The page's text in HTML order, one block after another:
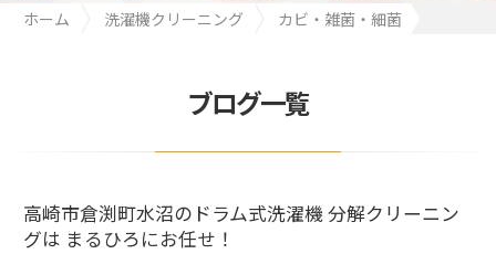
ホーム 洗濯機クリーニング
カビ・雑菌・細菌
ブログ一覧
高崎市倉渕町水沼のドラム式洗濯機 分解クリーニン
グは まるひろにお任せ！